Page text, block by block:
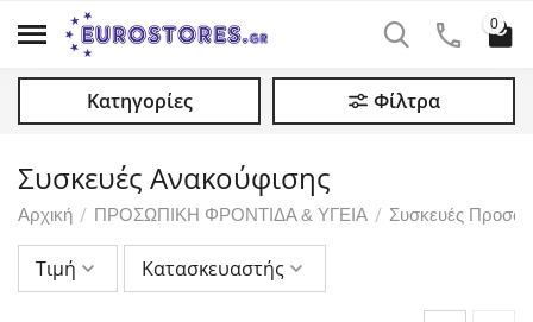
0
Κατηγορίες Φίλτρα
Συσκευές Ανακούφισης
Αρχική / ΠΡΟΣΩΠΙΚΗ ΦΡΟΝΤΙΔΑ & ΥΓΕΙΑ / Συσκευές
Τιμή Κατασκευαστής